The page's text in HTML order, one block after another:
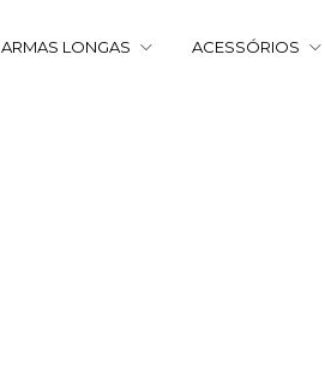
ARMAS LONGAS ACESSÓRIOS